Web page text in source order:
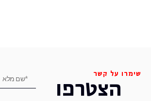
שימרו על קשר
הצטרפו